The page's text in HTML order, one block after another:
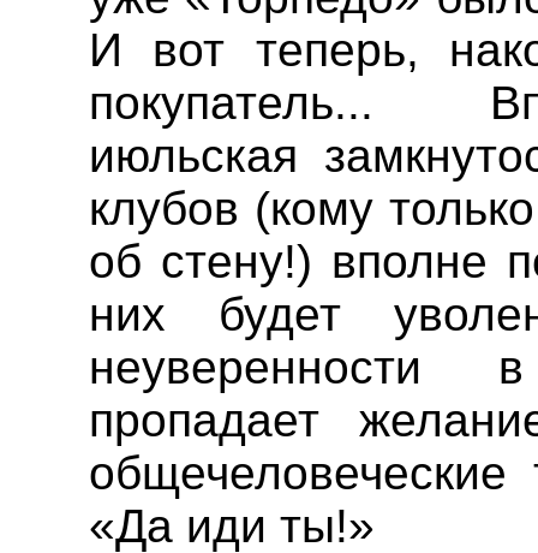
И вот теперь,
покупатель...
июльская
клубов (кому
об стену!) вполне
них будет
неуверенности
пропадает
«Да иди ты!»